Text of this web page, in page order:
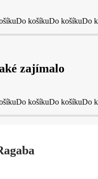
Do košíkuDo košíkuDo
zajímalo
Do košíkuDo košíkuDo